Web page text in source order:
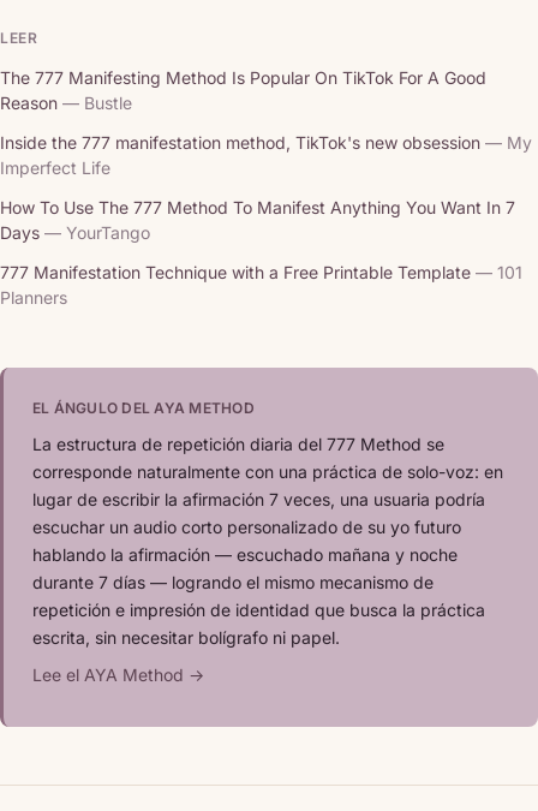
LEER
The 777 Manifesting Method Is Popular On TikTok For A Good
Reason — Bustle
Inside the 777 manifestation method, TikTok's new obsession — My
Imperfect Life
How To Use The 777 Method To Manifest Anything You Want In 7
Days — YourTango
777 Manifestation Technique with a Free Printable Template — 101
Planners
EL ÁNGULO DEL AYA METHOD
La estructura de repetición diaria del 777 Method se
corresponde naturalmente con una práctica de solo-voz: en
lugar de escribir la afirmación 7 veces, una usuaria podría
escuchar un audio corto personalizado de su yo futuro
hablando la afirmación — escuchado mañana y noche
durante 7 días — logrando el mismo mecanismo de
repetición e impresión de identidad que busca la práctica
escrita, sin necesitar bolígrafo ni papel.
Lee el AYA Method →